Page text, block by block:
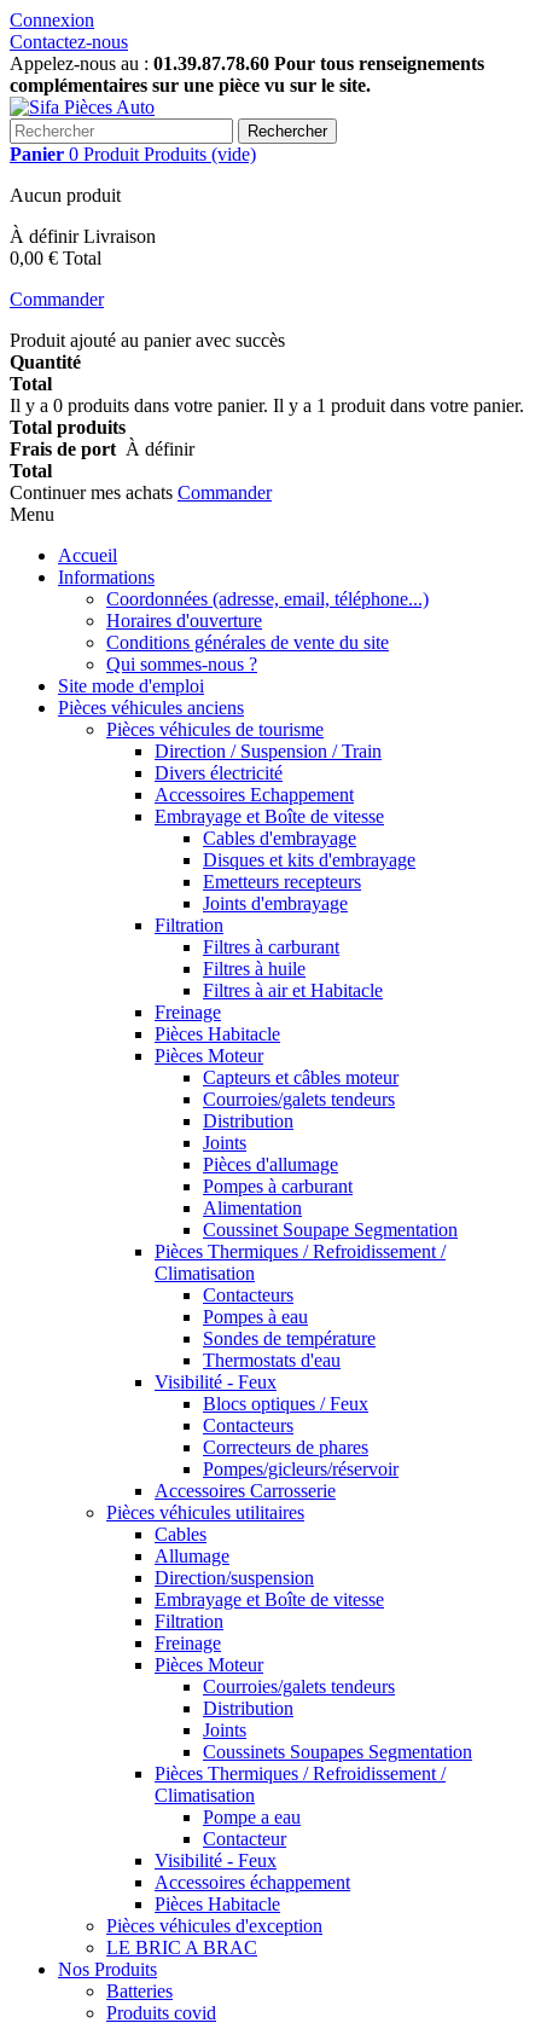
Connexion
Contactez-nous
Appelez-nous au : 01.39.87.78.60 Pour tous renseignements
complémentaires sur une pièce vu sur le site.
Rechercher
Panier 0 Produit Produits (vide)
Aucun produit
À définirLivraison
0,00 € Total
Commander
Produit ajouté au panier avec succès
Quantité
Total
Il y a 0 produits dans votre panier. Il y a 1 produit dans votre panier.
Total produits
Frais de port À définir
Total
Continuer mes achats Commander
Menu
Accueil
Informations
Coordonnées (adresse, email, téléphone...)
Horaires d'ouverture
Conditions générales de vente du site
Qui sommes-nous ?
Site mode d'emploi
Pièces véhicules anciens
Pièces véhicules de tourisme
Direction / Suspension / Train
Divers électricité
Accessoires Echappement
Embrayage et Boîte de vitesse
Cables d'embrayage
Disques et kits d'embrayage
Emetteurs recepteurs
Joints d'embrayage
Filtration
Filtres à carburant
Filtres à huile
Filtres à air et Habitacle
Freinage
Pièces Habitacle
Pièces Moteur
Capteurs et câbles moteur
Courroies/galets tendeurs
Distribution
Joints
Pièces d'allumage
Pompes à carburant
Alimentation
Coussinet Soupape Segmentation
Pièces Thermiques / Refroidissement /
Climatisation
Contacteurs
Pompes à eau
Sondes de température
Thermostats d'eau
Visibilité - Feux
Blocs optiques / Feux
Contacteurs
Correcteurs de phares
Pompes/gicleurs/réservoir
Accessoires Carrosserie
Pièces véhicules utilitaires
Cables
Allumage
Direction/suspension
Embrayage et Boîte de vitesse
Filtration
Freinage
Pièces Moteur
Courroies/galets tendeurs
Distribution
Joints
Coussinets Soupapes Segmentation
Pièces Thermiques / Refroidissement /
Climatisation
Pompe a eau
Contacteur
Visibilité - Feux
Accessoires échappement
Pièces Habitacle
Pièces véhicules d'exception
LE BRIC A BRAC
Nos Produits
Batteries
Produits covid